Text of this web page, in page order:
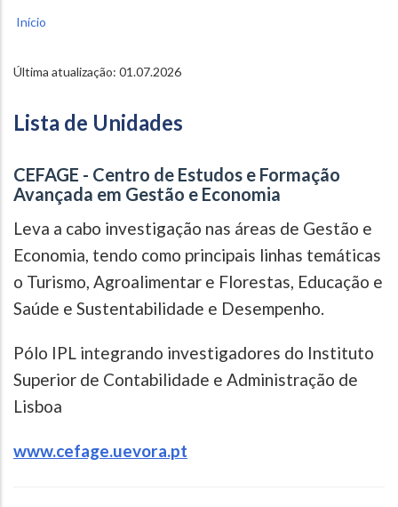
Início
Última atualização: 01.07.2026
Lista de Unidades
CEFAGE - Centro de Estudos e Formação
Avançada em Gestão e Economia
Leva a cabo investigação nas áreas de Gestão e
Economia, tendo como principais linhas temáticas
o Turismo, Agroalimentar e Florestas, Educação e
Saúde e Sustentabilidade e Desempenho.
Pólo IPL integrando investigadores do Instituto
Superior de Contabilidade e Administração de
Lisboa
www.cefage.uevora.pt